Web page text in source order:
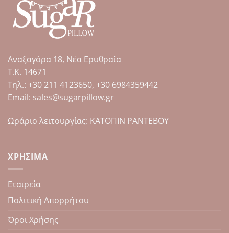
πολλαπλές
παραλλαγές.
Οι
επιλογές
να
στη
του
Αναξαγόρα 18, Νέα Ερυθραία
Τ.Κ. 14671
Tηλ.: +30 211 4123650, +30 6984359442
Email: sales@sugarpillow.gr
Ωράριο λειτουργίας: ΚΑΤΟΠΙΝ ΡΑΝΤΕΒΟΥ
ΧΡΉΣΙΜΑ
Εταιρεία
Πολιτική Απορρήτου
Όροι Χρήσης